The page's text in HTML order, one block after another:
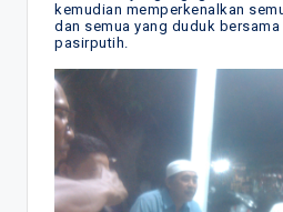
kemudian memperkenalkan
dan semua yang duduk
pasirputih.